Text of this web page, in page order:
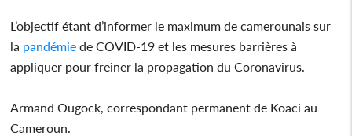
L’objectif étant d’informer le maximum de camerounais sur
la pandémie de COVID-19 et les mesures barrières à
appliquer pour freiner la propagation du Coronavirus.
Armand Ougock, correspondant permanent de Koaci au
Cameroun.